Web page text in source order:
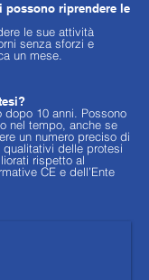
possono riprendere le
le sue attività
senza sforzi e
un mese.
dopo 10 anni. Possono
nel tempo, anche se
un numero preciso di
delle protesi
rispetto al
CE e dell’Ente